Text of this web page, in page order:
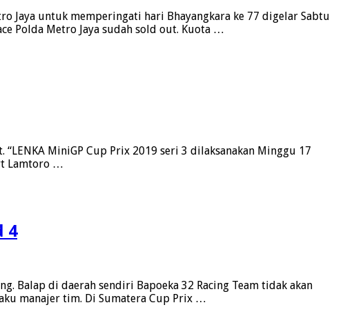
Jaya untuk memperingati hari Bhayangkara ke 77 digelar Sabtu
Polda Metro Jaya sudah sold out. Kuota …
MiniGP Cup Prix 2019 seri 3 dilaksanakan Minggu 17
Lamtoro …
4
Balap di daerah sendiri Bapoeka 32 Racing Team tidak akan
manajer tim. Di Sumatera Cup Prix …